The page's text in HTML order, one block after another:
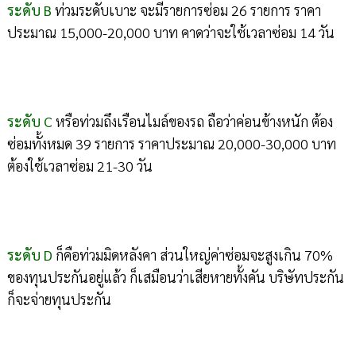
ระดับ B ท่วมระดับเบาะ จะมีรายการซ่อม 26 รายการ ราคา
ประมาณ 15,000-20,000 บาท คาดว่าจะใช้เวลาซ่อม 14 วัน
ระดับ C หรือท่วมถึงเรือนไมล์ของรถ ถือว่าค่อนข้างหนัก ต้อง
ซ่อมทั้งหมด 39 รายการ ราคาประมาณ 20,000-30,000 บาท
ต้องใช้เวลาซ่อม 21-30 วัน
ระดับ D ก็คือท่วมมิดหลังคา ส่วนใหญ่ค่าซ่อมจะสูงเกิน 70%
ของทุนประกันอยู่แล้ว ก็เสมือนว่าเสียหายทั้งคัน บริษัทประกัน
ก็จะจ่ายทุนประกัน